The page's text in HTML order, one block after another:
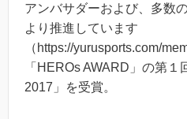
アンバサダーおよび、多数
より推進しています
（https://yurusports.com/
「HEROs AWARD」の第
2017」を受賞。